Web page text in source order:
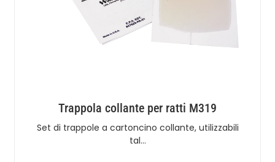
Trappola collante per ratti M319
Set di trappole a cartoncino collante, utilizzabili
tal…